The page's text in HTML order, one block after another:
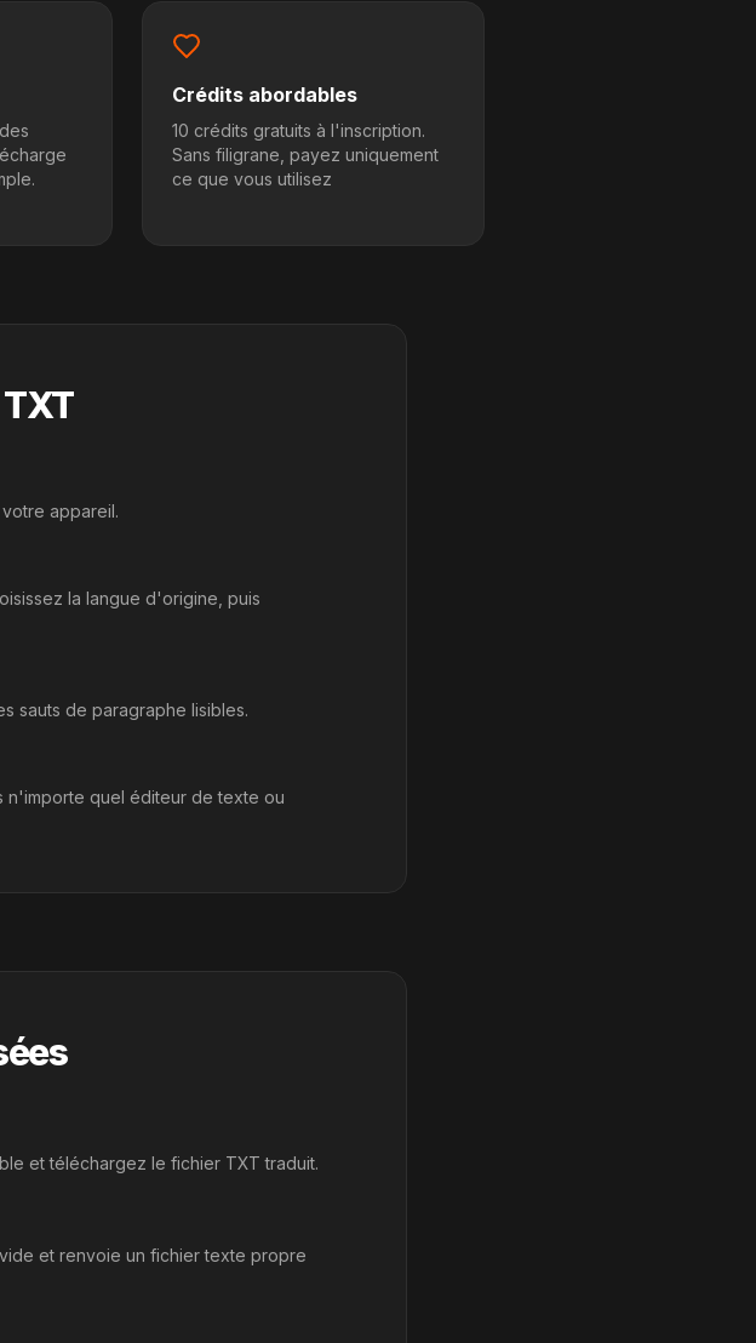
Crédits abordables
10 crédits gratuits à l'inscription.
Sans filigrane, payez uniquement
ce que vous utilisez
appareil.
la langue d'origine, puis
sauts de paragraphe lisibles.
n'importe quel éditeur de texte ou
et téléchargez le fichier TXT traduit.
et renvoie un fichier texte propre